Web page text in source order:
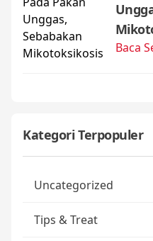
Baca
Kategori Terpopuler
Uncategorized
Tips & Treat